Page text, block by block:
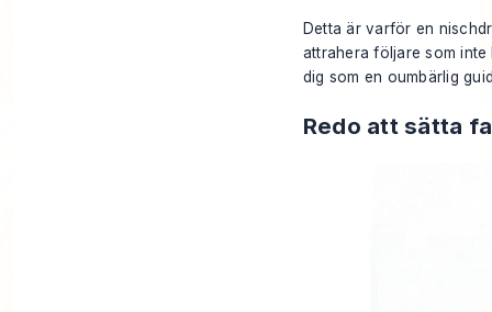
Detta är varför en
attrahera följare som
dig som en oumbärlig
Redo att sätta